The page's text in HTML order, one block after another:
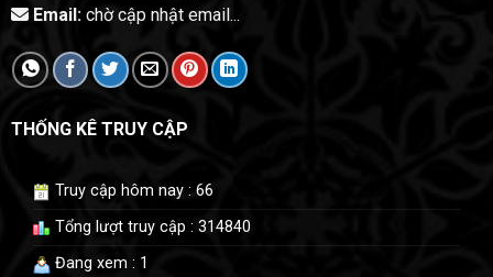
Email:chờ cập nhật email...
THỐNG KÊ TRUY CẬP
Truy cập hôm nay : 66
Tổng lượt truy cập : 314840
Đang xem : 1